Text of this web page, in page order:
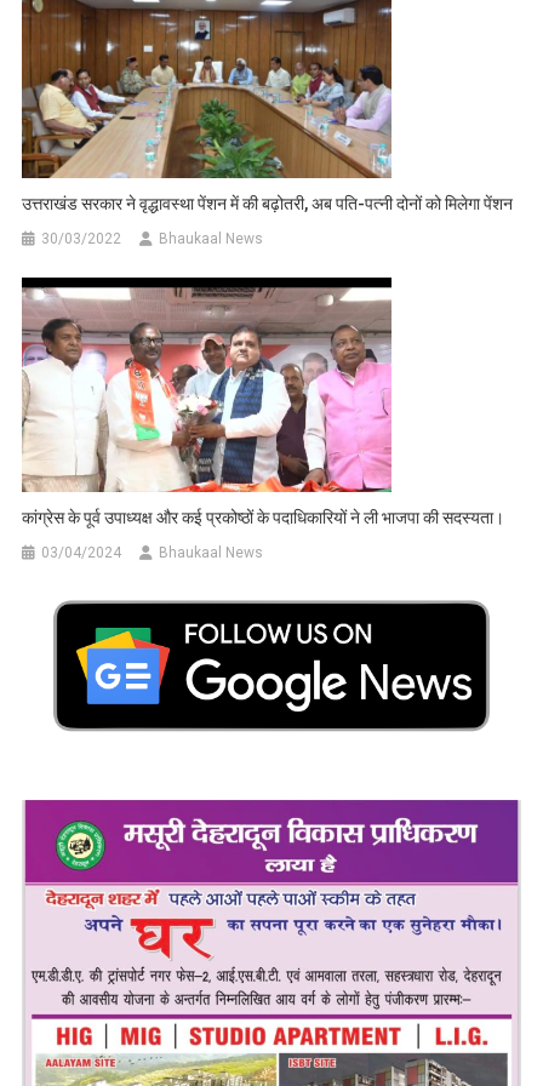
उत्तराखंड सरकार ने वृद्धावस्था पेंशन में की बढ़ोतरी, अब पति-पत्नी दोनों को मिलेगा पेंशन
30/03/2022 Bhaukaal News
कांग्रेस के पूर्व उपाध्यक्ष और कई प्रकोष्ठों के पदाधिकारियों ने ली भाजपा की सदस्यता।
03/04/2024 Bhaukaal News